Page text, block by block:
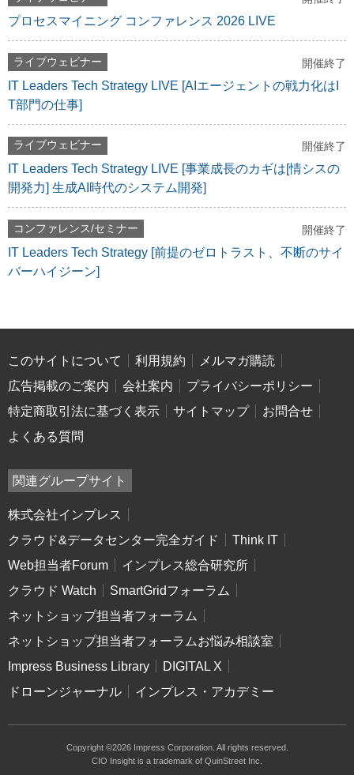
プロセスマイニング コンファレンス 2026 LIVE
ライブウェビナー 開催終了
IT Leaders Tech Strategy LIVE [AIエージェントの戦力化はI
T部門の仕事]
ライブウェビナー 開催終了
IT Leaders Tech Strategy LIVE [事業成長のカギは[情シスの
開発力] 生成AI時代のシステム開発]
コンファレンス/セミナー 開催終了
IT Leaders Tech Strategy [前提のゼロトラスト、不断のサイ
バーハイジーン]
このサイトについて 利用規約
メルマガ購読
広告掲載のご案内
会社案内
プライバシーポリシー
特定商取引法に基づく表示
サイトマップ
お問合せ
よくある質問
関連グループサイト
株式会社インプレス
クラウド&データセンター完全ガイド
Think IT
Web担当者Forum
インプレス総合研究所
クラウド Watch
SmartGridフォーラム
ネットショップ担当者フォーラム
ネットショップ担当者フォーラムお悩み相談室
Impress Business Library
DIGITAL X
ドローンジャーナル
インプレス・アカデミー
Copyright ©2026 Impress Corporation. All rights reserved.
CIO Insight is a trademark of QuinStreet Inc.